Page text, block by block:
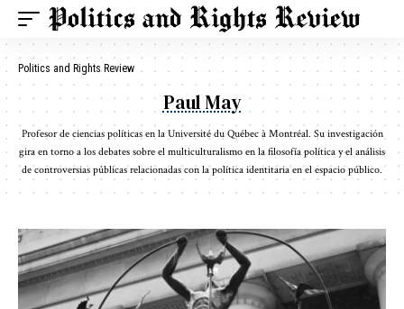
Politics and Rights Review
Paul May
Profesor de ciencias políticas en la Université du Québec à Montréal. Su investigación
gira en torno a los debates sobre el multiculturalismo en la filosofía política y el análisis
de controversias públicas relacionadas con la política identitaria en el espacio público.